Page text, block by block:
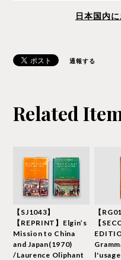
日本国内
通報する
Related
【SJ1043】
【REPRINT】Elgin’s
Mission to China
and Japan(1970)
/Laurence Oliphant
【
【